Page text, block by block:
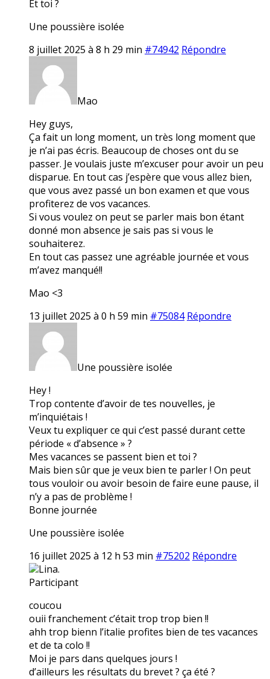
Et toi ?
Une poussière isolée
8 juillet 2025 à 8 h 29 min #74942 Répondre
Mao
Hey guys,
Ça fait un long moment, un très long moment que
je n’ai pas écris. Beaucoup de choses ont du se
passer. Je voulais juste m’excuser pour avoir un peu
disparue. En tout cas j’espère que vous allez bien,
que vous avez passé un bon examen et que vous
profiterez de vos vacances.
Si vous voulez on peut se parler mais bon étant
donné mon absence je sais pas si vous le
souhaiterez.
En tout cas passez une agréable journée et vous
m’avez manqué!!
Mao <3
13 juillet 2025 à 0 h 59 min #75084 Répondre
Une poussière isolée
Hey !
Trop contente d’avoir de tes nouvelles, je
m’inquiétais !
Veux tu expliquer ce qui c’est passé durant cette
période « d’absence » ?
Mes vacances se passent bien et toi ?
Mais bien sûr que je veux bien te parler ! On peut
tous vouloir ou avoir besoin de faire eune pause, il
n’y a pas de problème !
Bonne journée
Une poussière isolée
16 juillet 2025 à 12 h 53 min #75202 Répondre
Lina.
Participant
coucou
ouii franchement c’était trop trop bien !!
ahh trop bienn l’italie profites bien de tes vacances
et de ta colo !!
Moi je pars dans quelques jours !
d’ailleurs les résultats du brevet ? ça été ?